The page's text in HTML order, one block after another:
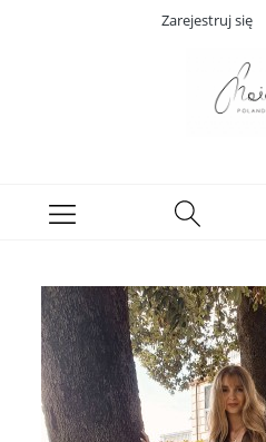
Zarejestruj się